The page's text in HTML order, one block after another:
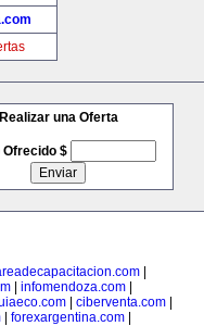
Realizar una Oferta
Ofrecido $
|
| infomendoza.com|
ciberventa.com
| forexargentina.com|